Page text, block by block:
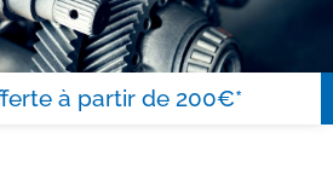
à partir de 200€*